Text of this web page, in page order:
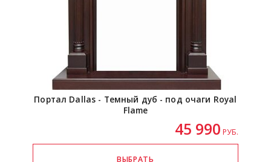
Портал Dallas - Темный дуб - под очаги Royal
Flame
45 990 РУБ.